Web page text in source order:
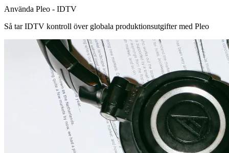
Använda Pleo - IDTV
Så tar IDTV kontroll över globala produktionsutgifter med Pleo